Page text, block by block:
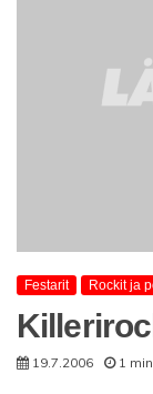
Festarit Rockit ja
19.7.2006 1